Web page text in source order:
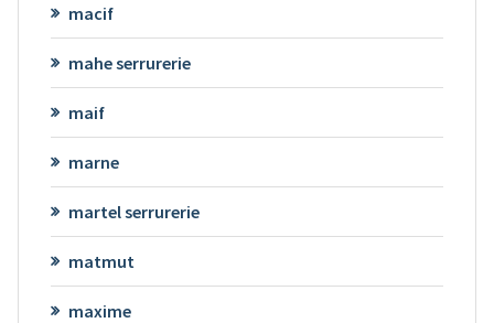
macif
mahe serrurerie
maif
marne
martel serrurerie
matmut
maxime